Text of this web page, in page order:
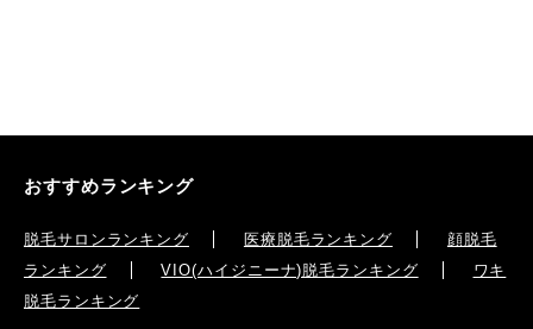
おすすめランキング
脱毛サロンランキング 医療脱毛ランキング
顔脱毛
ランキング
VIO(ハイジニーナ)脱毛ランキング
ワキ
脱毛ランキング